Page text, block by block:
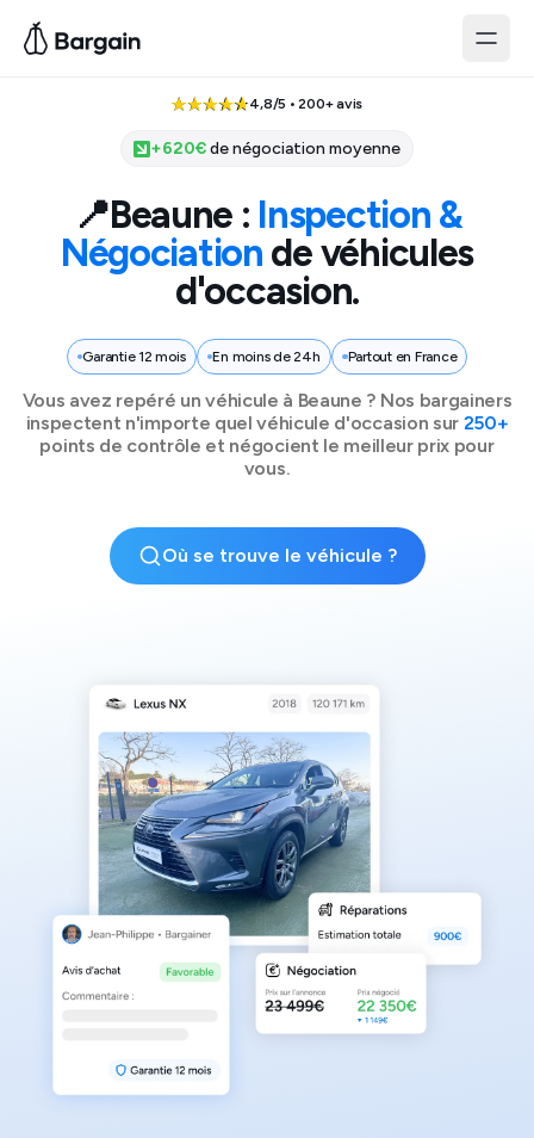
4,8/5 • 200+ avis
+620€de négociation moyenne
📍Beaune : Inspection &
Négociation de véhicules
d'occasion.
Garantie 12 mois En moins de 24h Partout en France
Vous avez repéré un véhicule à Beaune ? Nos bargainers
inspectent n'importe quel véhicule d'occasion sur 250+
points de contrôle et négocient le meilleur prix pour
vous.
Où se trouve le véhicule ?